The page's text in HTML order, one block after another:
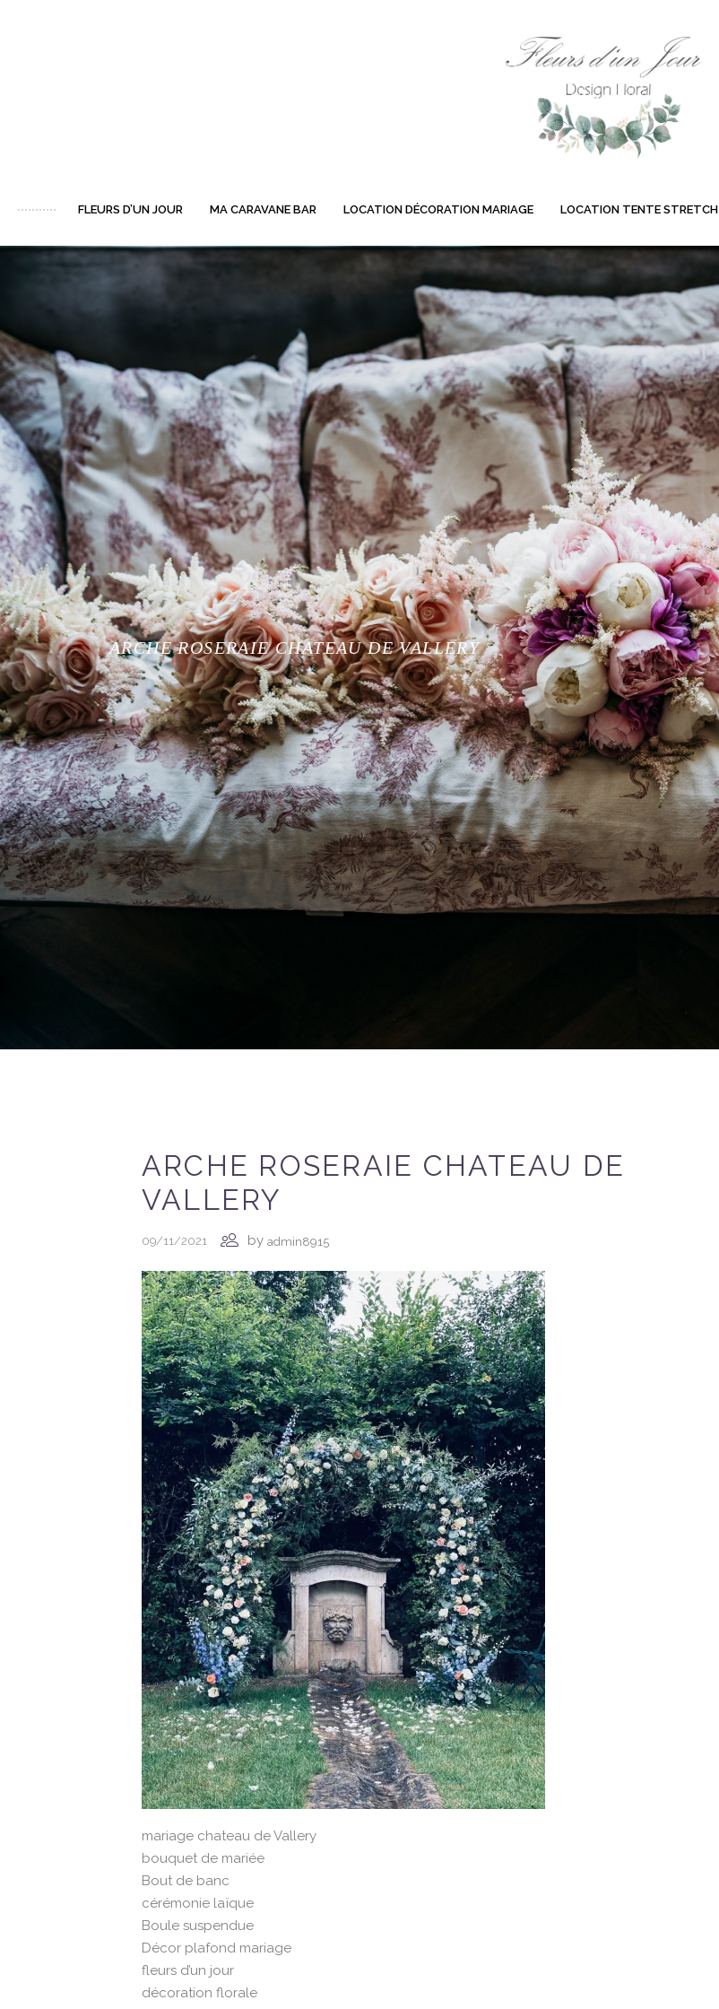
FLEURS D’UN JOUR MA CARAVANE BAR LOCATION DÉCORATION MARIAGE LOCATION TENTE STRETCH
ARCHE ROSERAIE CHATEAU DE VALLERY
ARCHE ROSERAIE CHATEAU DE
VALLERY
09/11/2021 by admin8915
mariage chateau de Vallery
bouquet de mariée
Bout de banc
cérémonie laïque
Boule suspendue
Décor plafond mariage
fleurs d’un jour
décoration florale